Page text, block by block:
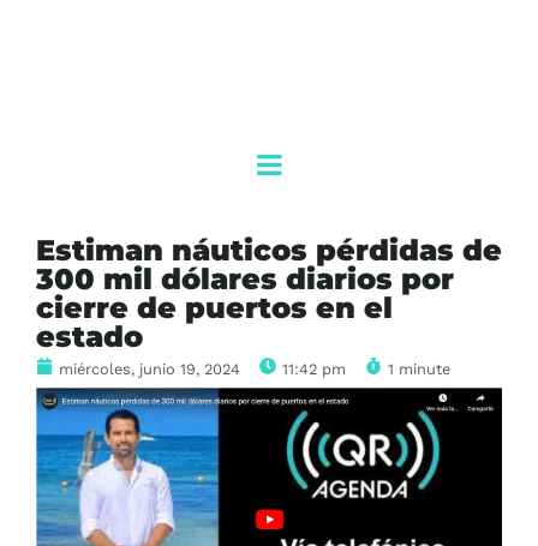
Estiman náuticos pérdidas de
300 mil dólares diarios por
cierre de puertos en el
estado
miércoles, junio 19, 2024 11:42 pm 1 minute